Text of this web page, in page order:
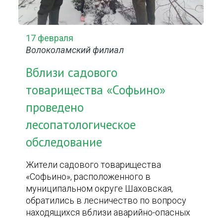
17 февраля
Волоколамский филиал
Вблизи садового
товарищества «Софьино»
проведено
лесопатологическое
обследование
Жители садового товарищества
«Софьино», расположенного в
муниципальном округе Шаховская,
обратились в лесничество по вопросу
находящихся вблизи аварийно-опасных